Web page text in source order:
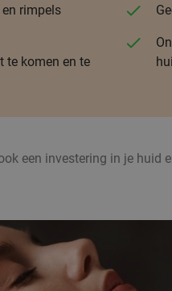
rimpels
te komen en te
een investering in je